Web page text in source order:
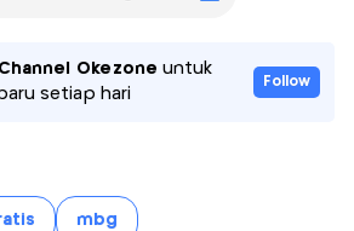
Okezone untuk
setiap hari
Follow
mbg